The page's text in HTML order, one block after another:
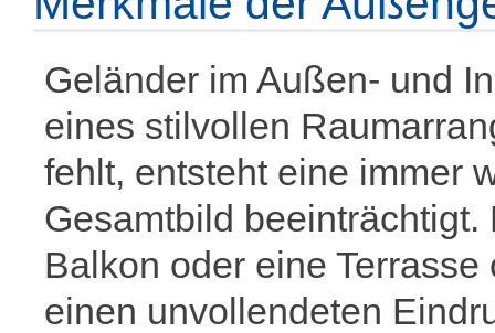
Geländer im Außen- und
eines stilvollen
fehlt, entsteht eine immer
Gesamtbild
Balkon oder eine
einen unvollendeten